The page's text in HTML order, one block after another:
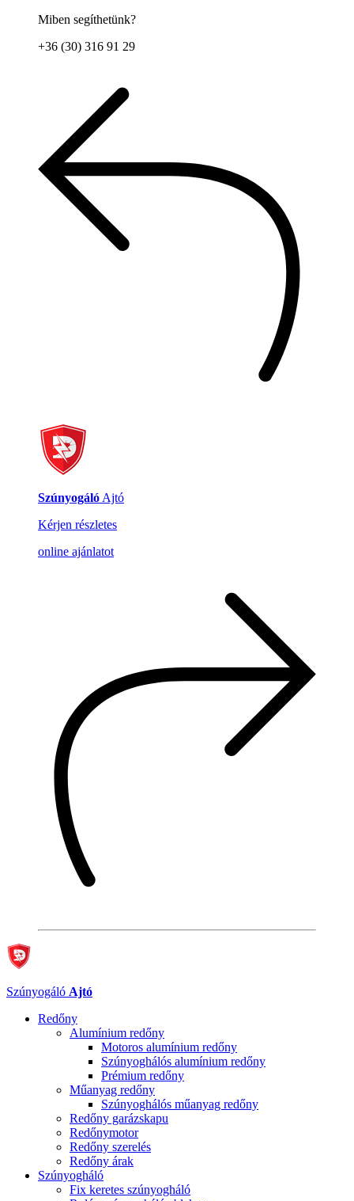
Miben segíthetünk?
+36 (30) 316 91 29
Szúnyogáló Ajtó
Kérjen részletes
online ajánlatot
Szúnyogáló Ajtó
Redőny
Alumínium redőny
Motoros alumínium redőny
Szúnyoghálós alumínium redőny
Prémium redőny
Műanyag redőny
Szúnyoghálós műanyag redőny
Redőny garázskapu
Redőnymotor
Redőny szerelés
Redőny árak
Szúnyogháló
Fix keretes szúnyogháló